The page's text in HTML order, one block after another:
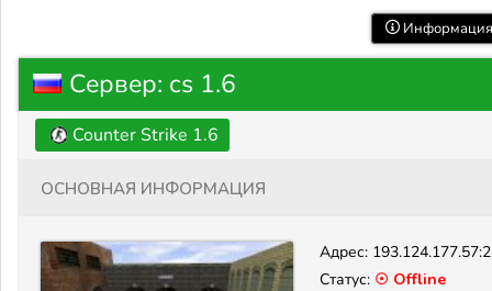
Сервер: cs 1.6
Counter Strike 1.6
Основная информация
Адрес:
Статус: ☉ Offline